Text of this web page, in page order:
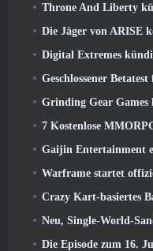
Throne And Liberty kündigt
Die Jäger von ARISE kommen im
Digital Extremes kündigt
Geschlossener Betatest für
Grinding Gear Games
7 Kostenlose MMORPG-
Gaijin Entertainment enthüllt das
Warframe startet
Crazy Kart-basiertes Battle Royale DeGen Rivals vereint all
Neu, Single-World-Sandbox-
Die Episode zum 16. Jubiläum von